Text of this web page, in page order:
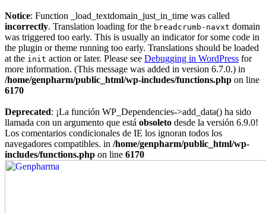
Notice: Function _load_textdomain_just_in_time was called
incorrectly. Translation loading for the breadcrumb-navxt domain
was triggered too early. This is usually an indicator for some code in
the plugin or theme running too early. Translations should be loaded
at the init action or later. Please see Debugging in WordPress for
more information. (This message was added in version 6.7.0.) in
/home/genpharm/public_html/wp-includes/functions.php on line
6170
Deprecated: ¡La función WP_Dependencies->add_data() ha sido
llamada con un argumento que está obsoleto desde la versión 6.9.0!
Los comentarios condicionales de IE los ignoran todos los
navegadores compatibles. in /home/genpharm/public_html/wp-
includes/functions.php on line 6170